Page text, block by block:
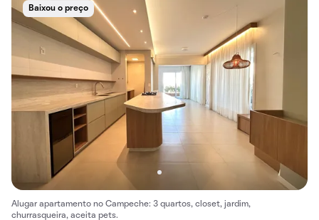
Baixou o preço
Alugar apartamento no Campeche: 3 quartos, closet, jardim,
churrasqueira, aceita pets.